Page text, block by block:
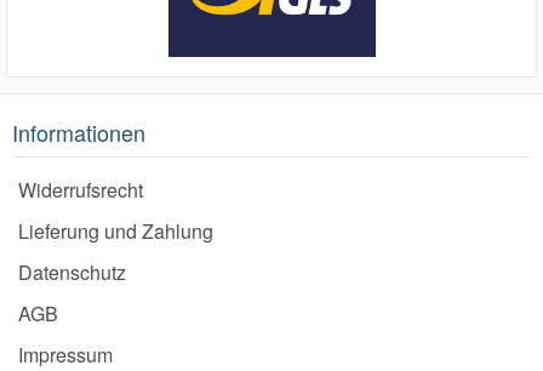
Informationen
Widerrufsrecht
Lieferung und Zahlung
Datenschutz
AGB
Impressum